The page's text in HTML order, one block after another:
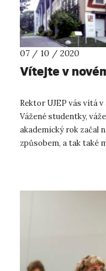
07 / 10 / 2020
Vítejte v
Rektor UJEP vás vítá
Vážené studentky,
akademický rok začal
způsobem, a tak také